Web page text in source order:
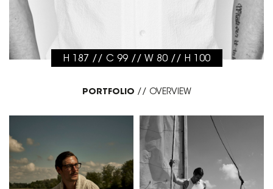
H 187 // C 99 // W 80 // H 100
PORTFOLIO // OVERVIEW